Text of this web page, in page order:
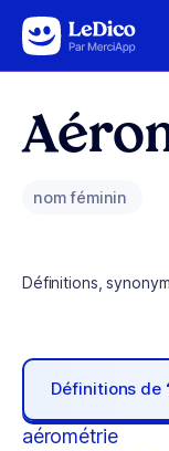
Aller au contenu
nom féminin
Définitions,
Définitions de
aérométrie